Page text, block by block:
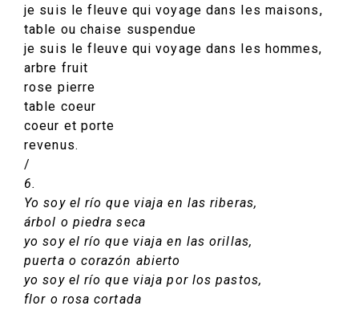
je suis le fleuve qui voyage dans les maisons,
table ou chaise suspendue
je suis le fleuve qui voyage dans les hommes,
arbre fruit
rose pierre
table coeur
coeur et porte
revenus.
/
6.
Yo soy el río que viaja en las riberas,
árbol o piedra seca
yo soy el río que viaja en las orillas,
puerta o corazón abierto
yo soy el río que viaja por los pastos,
flor o rosa cortada